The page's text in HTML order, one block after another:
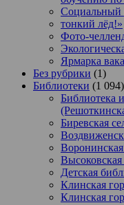
Социальный
тонкий лёд!»
Фото-
Ярмарка
Без рубрики (1)
Библиотеки (1 094)
Библиотека
Биревская
Воронинская
Высоковская
Детская
Клинская
Клинская